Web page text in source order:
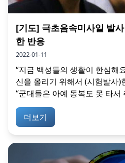
[기도] 극초음속미사일 발
한 반응
2022-01-11
“지금 백성들의 생활이 한심해
신을 올리기 위해서 (시험발사)
“군대들은 아예 동복도 못 타서
더보기